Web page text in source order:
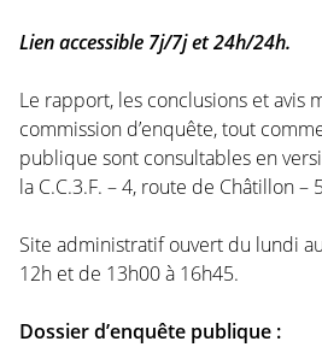
Lien accessible 7j/7j et 24h/24h.
Le rapport, les conclusions et avis
commission d’enquête, tout
publique sont consultables en
la C.C.3.F. – 4, route de Châtillon –
Site administratif ouvert du lundi
12h et de 13h00 à 16h45.
Dossier d’enquête publique :